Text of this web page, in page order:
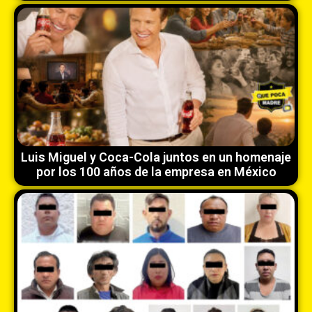
Luis Miguel y Coca-Cola juntos en un homenaje
por los 100 años de la empresa en México